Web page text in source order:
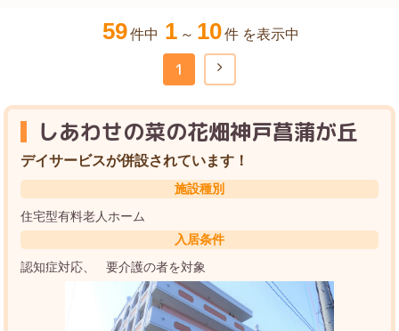
59件中 1 ～ 10件 を表示中
1
しあわせの菜の花畑神戸菖蒲が丘
デイサービスが併設されています！
施設種別
住宅型有料老人ホーム
入居条件
認知症対応
要介護の者を対象